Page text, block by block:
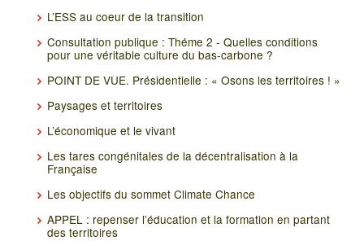
L’ESS au coeur de la transition
Consultation publique : Théme 2 - Quelles conditions
pour une véritable culture du bas-carbone ?
POINT DE VUE. Présidentielle : « Osons les territoires ! »
Paysages et territoires
L’économique et le vivant
Les tares congénitales de la décentralisation à la
Française
Les objectifs du sommet Climate Chance
APPEL : repenser l’éducation et la formation en partant
des territoires